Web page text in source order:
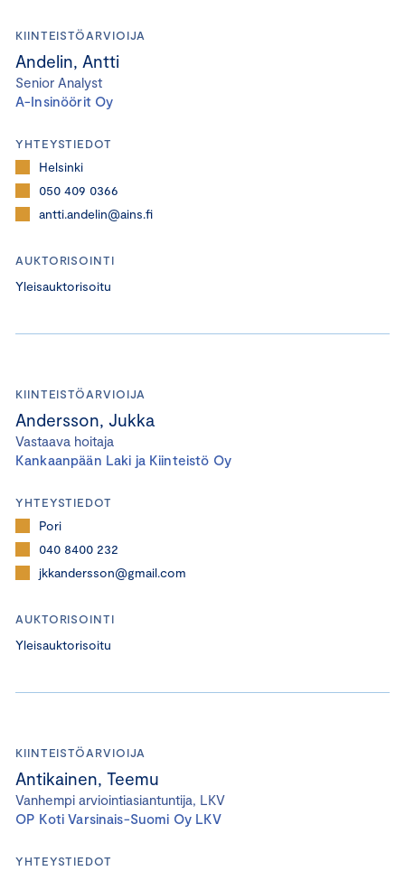
KIINTEISTÖARVIOIJA
Andelin, Antti
Senior Analyst
A-Insinöörit Oy
YHTEYSTIEDOT
Helsinki
050 409 0366
antti.andelin@ains.fi
AUKTORISOINTI
Yleisauktorisoitu
KIINTEISTÖARVIOIJA
Andersson, Jukka
Vastaava hoitaja
Kankaanpään Laki ja Kiinteistö Oy
YHTEYSTIEDOT
Pori
040 8400 232
jkkandersson@gmail.com
AUKTORISOINTI
Yleisauktorisoitu
KIINTEISTÖARVIOIJA
Antikainen, Teemu
Vanhempi arviointiasiantuntija, LKV
OP Koti Varsinais-Suomi Oy LKV
YHTEYSTIEDOT